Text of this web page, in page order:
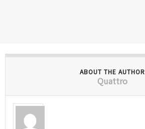
ABOUT THE AUTHOR
Quattro